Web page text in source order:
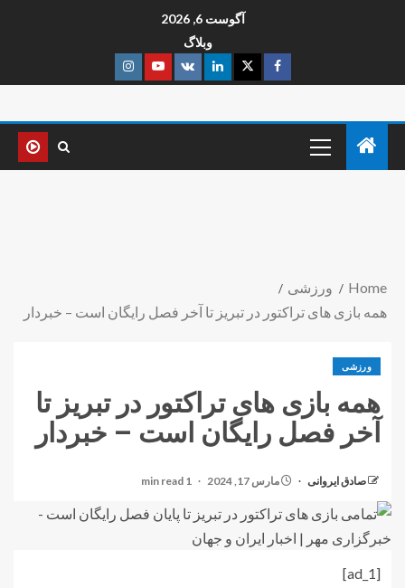
آگوست 6, 2026
وبلاگ
Home
ورزشی
همه بازی های تراکتور در تبریز تا آخر فصل رایگان است – خبردار
ورزشی
همه بازی های تراکتور در تبریز تا
آخر فصل رایگان است – خبردار
صادق ایروانی مارس 17, 2024 1 min read
[ad_1]